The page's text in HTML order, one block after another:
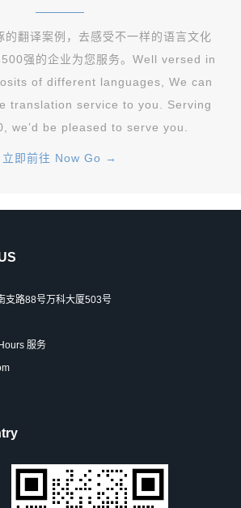
的翻译案例，去感受不一样的语言文化
强的企业为您服务。Well versed in
of different languages, We can
translation service to you. Serving
we’d be pleased to serve you.
立即前往 Now Go →
支路88号万科大厦503号
服务